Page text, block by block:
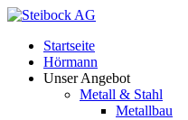
Startseite
Hörmann
Unser Angebot
Metall & Stahl
Metallbau